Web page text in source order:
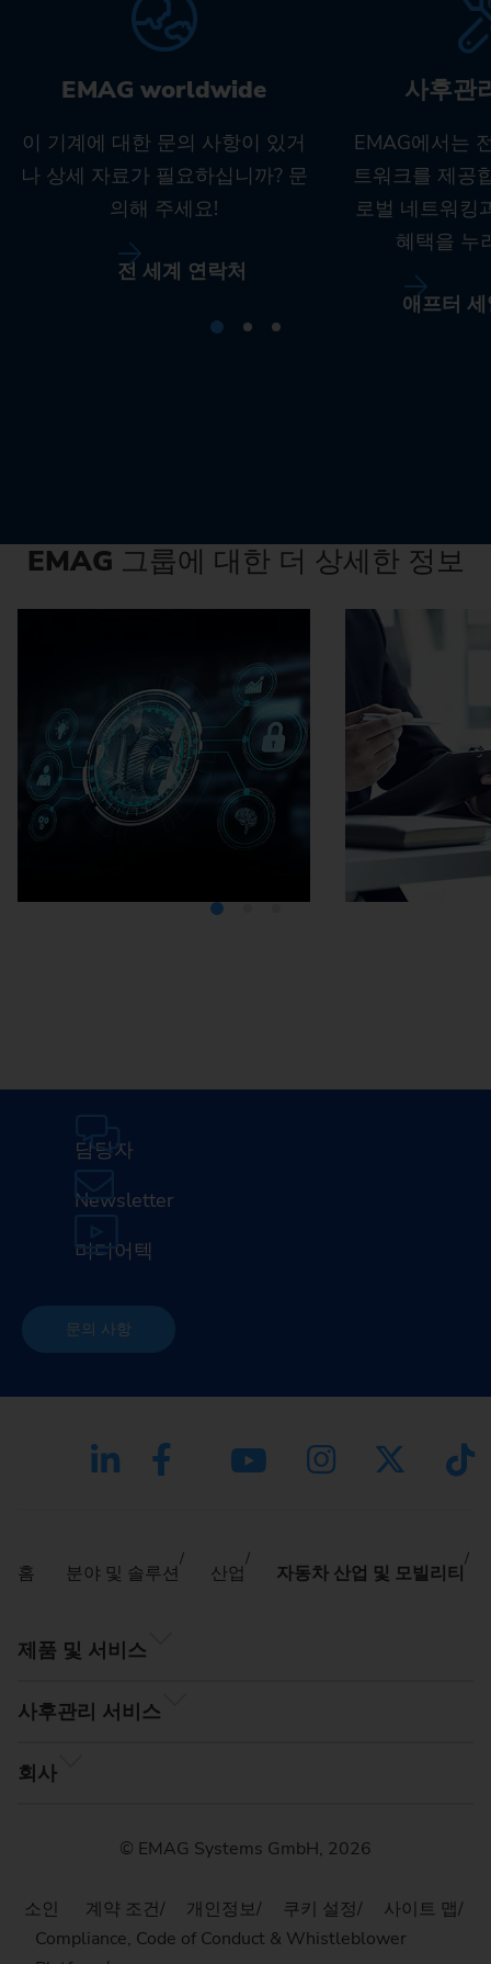
EMAG worldwide
이 기계에 대한 문의 사항이 있거
나 상세 자료가 필요하십니까? 문
의해 주세요!
전 세계 연락처
사후관
EMAG에서는
트워크를 제공
로벌 네트워킹
혜택을 누
애프터
EMAG 그룹에 대한 더 상세한 정보
담당자
Newsletter
미디어텍
문의 사항
홈 분야 및 솔루션 산업 자동차 산업 및 모빌리티
제품 및 서비스
사후관리 서비스
회사
© EMAG Systems GmbH, 2026
소인 계약 조건 개인정보 쿠키 설정
사이트 맵
Compliance, Code of Conduct & Whistleblower